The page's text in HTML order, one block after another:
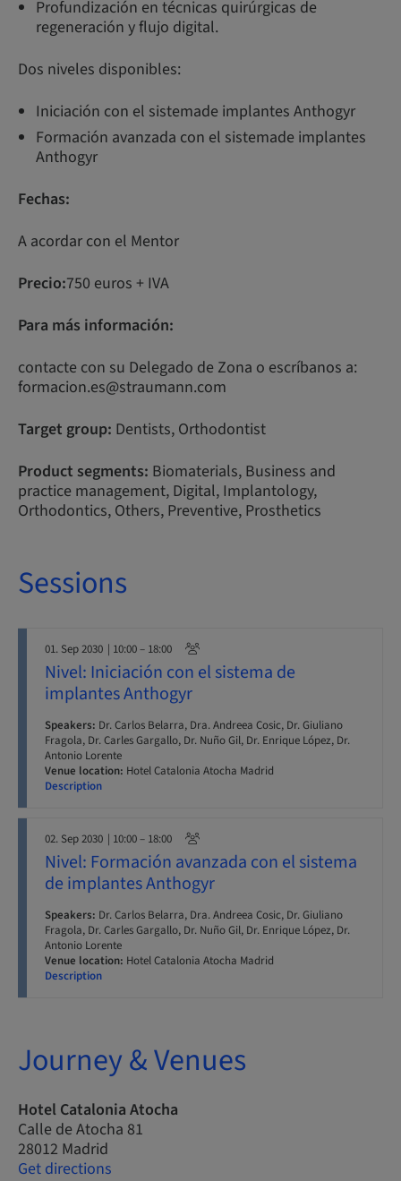
Profundización en técnicas quirúrgicas de
regeneración y flujo digital.
Dos niveles disponibles:
Iniciación con el sistemade implantes Anthogyr
Formación avanzada con el sistemade implantes
Anthogyr
Fechas:
A acordar con el Mentor
Precio:750 euros + IVA
Para más información:
contacte con su Delegado de Zona o escríbanos a:
formacion.es@straumann.com
Target group: Dentists, Orthodontist
Product segments: Biomaterials, Business and
practice management, Digital, Implantology,
Orthodontics, Others, Preventive, Prosthetics
Sessions
01. Sep 2030 | 10:00 – 18:00
Nivel: Iniciación con el sistema de
implantes Anthogyr
Speakers: Dr. Carlos Belarra, Dra. Andreea Cosic, Dr. Giuliano
Fragola, Dr. Carles Gargallo, Dr. Nuño Gil, Dr. Enrique López, Dr.
Antonio Lorente
Venue location: Hotel Catalonia Atocha Madrid
Description
02. Sep 2030 | 10:00 – 18:00
Nivel: Formación avanzada con el sistema
de implantes Anthogyr
Speakers: Dr. Carlos Belarra, Dra. Andreea Cosic, Dr. Giuliano
Fragola, Dr. Carles Gargallo, Dr. Nuño Gil, Dr. Enrique López, Dr.
Antonio Lorente
Venue location: Hotel Catalonia Atocha Madrid
Description
Journey & Venues
Hotel Catalonia Atocha
Calle de Atocha 81
28012 Madrid
Get directions